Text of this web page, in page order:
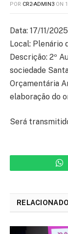
POR CR2-ADMIN3 ON
Data: 17/11/
Local: Plenário
Descrição: 2º
sociedade
Orçamentária
elaboração do
Será